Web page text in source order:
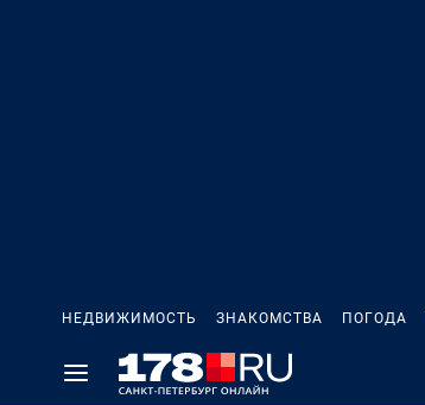
НЕДВИЖИМОСТЬ ЗНАКОМСТВА ПОГОДА